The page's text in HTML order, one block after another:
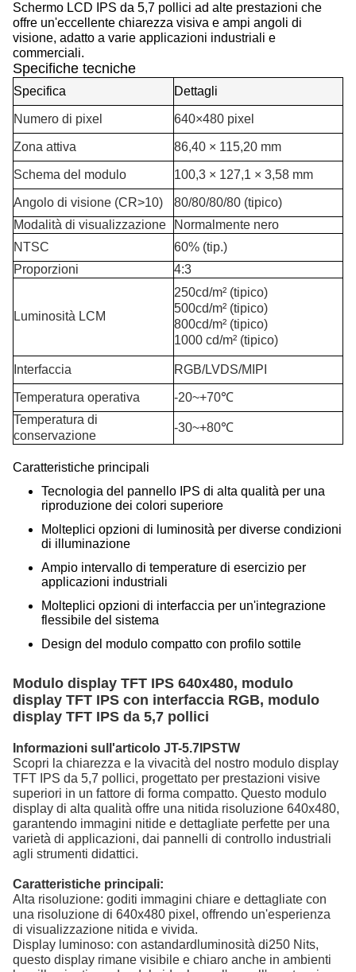
Schermo LCD IPS da 5,7 pollici ad alte prestazioni che
offre un'eccellente chiarezza visiva e ampi angoli di
visione, adatto a varie applicazioni industriali e
commerciali.
Specifiche tecniche
Specifica Dettagli
Numero di pixel 640×480 pixel
Zona attiva 86,40 × 115,20 mm
Schema del modulo 100,3 × 127,1 × 3,58 mm
Angolo di visione (CR>10)
80/80/80/80 (tipico)
Modalità di visualizzazione
Normalmente nero
NTSC
60% (tip.)
Proporzioni
4:3
Luminosità LCM
250cd/m² (tipico)
500cd/m² (tipico)
800cd/m² (tipico)
1000 cd/m² (tipico)
Interfaccia RGB/LVDS/MIPI
Temperatura operativa
-20~+70℃
Temperatura di
conservazione
-30~+80℃
Caratteristiche principali
Tecnologia del pannello IPS di alta qualità per una
riproduzione dei colori superiore
Molteplici opzioni di luminosità per diverse condizioni
di illuminazione
Ampio intervallo di temperature di esercizio per
applicazioni industriali
Molteplici opzioni di interfaccia per un'integrazione
flessibile del sistema
Design del modulo compatto con profilo sottile
Modulo display TFT IPS 640x480, modulo
display TFT IPS con interfaccia RGB, modulo
display TFT IPS da 5,7 pollici
Informazioni sull'articolo JT-5.7IPSTW
Scopri la chiarezza e la vivacità del nostro modulo display
TFT IPS da 5,7 pollici, progettato per prestazioni visive
superiori in un fattore di forma compatto. Questo modulo
display di alta qualità offre una nitida risoluzione 640x480,
garantendo immagini nitide e dettagliate perfette per una
varietà di applicazioni, dai pannelli di controllo industriali
agli strumenti didattici.
Caratteristiche principali:
Alta risoluzione: goditi immagini chiare e dettagliate con
una risoluzione di 640x480 pixel, offrendo un'esperienza
di visualizzazione nitida e vivida.
Display luminoso: con astandard luminosità di250 Nits,
questo display rimane visibile e chiaro anche in ambienti